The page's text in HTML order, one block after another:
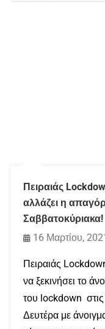
Πειραιάς
αλλάζει η
Σαββατοκύριακα!
16 Μαρτίου,
Πειραιάς
να ξεκινήσει το
του lockdown
Δευτέρα με